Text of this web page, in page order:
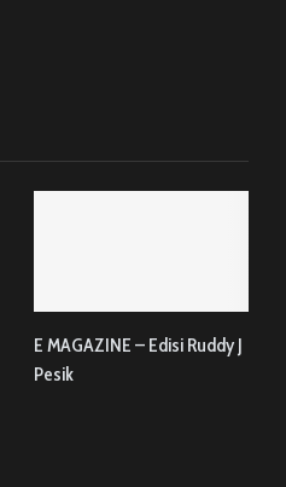
E MAGAZINE – Edisi Ruddy J
Pesik